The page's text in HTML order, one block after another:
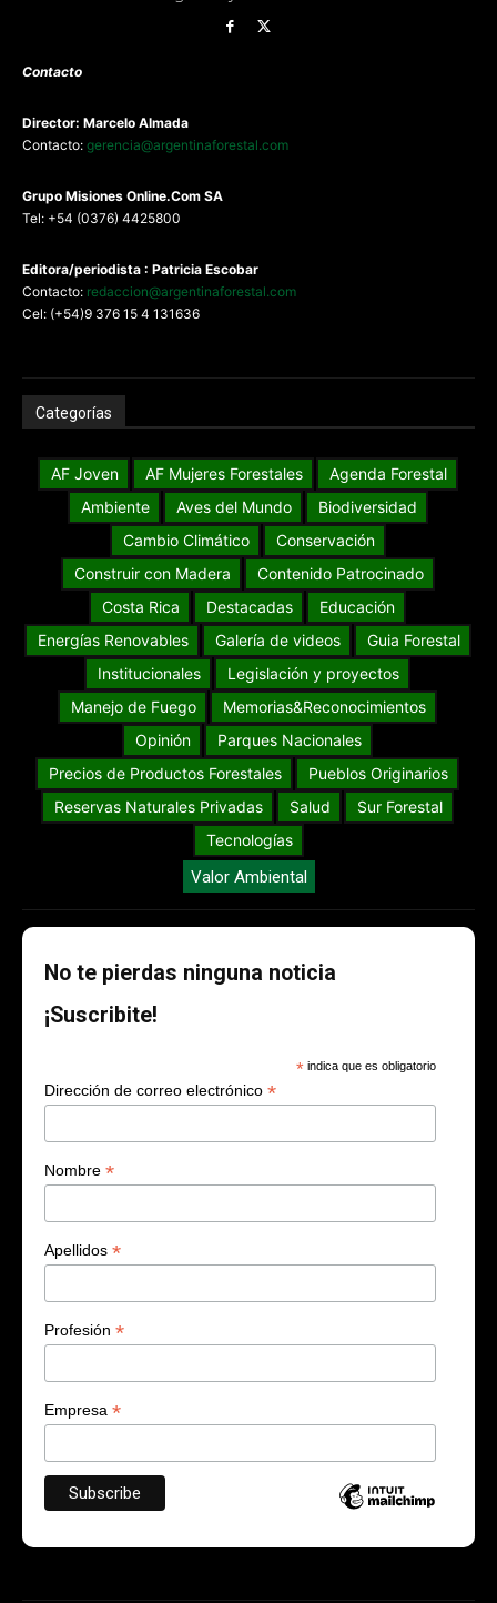
Contacto
Director: Marcelo Almada
Contacto: gerencia@argentinaforestal.com
Grupo Misiones Online.Com SA
Tel: +54 (0376) 4425800
Editora/periodista : Patricia Escobar
Contacto: redaccion@argentinaforestal.com
Cel: (+54)9 376 15 4 131636
Categorías
AF Joven AF Mujeres Forestales
Agenda Forestal
Ambiente
Aves del Mundo
Biodiversidad
Cambio Climático
Conservación
Construir con Madera
Contenido Patrocinado
Costa Rica
Destacadas
Educación
Energías Renovables
Galería de videos
Guia Forestal
Institucionales
Legislación y proyectos
Manejo de Fuego
Memorias&Reconocimientos
Opinión
Parques Nacionales
Precios de Productos Forestales
Pueblos Originarios
Reservas Naturales Privadas
Salud
Sur Forestal
Tecnologías
Valor Ambiental
No te pierdas ninguna noticia
¡Suscribite!
* indica que es obligatorio
Dirección de correo electrónico *
Nombre *
Apellidos *
Profesión *
Empresa *